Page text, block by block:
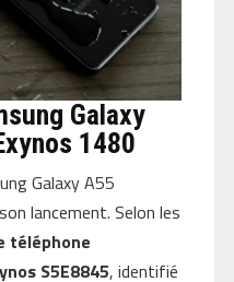
Galaxy
1480
Galaxy A55
lancement. Selon les
téléphone
S5E8845, identifié